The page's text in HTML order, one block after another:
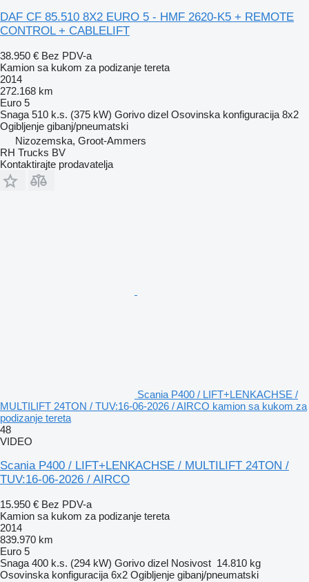
DAF CF 85.510 8X2 EURO 5 - HMF 2620-K5 + REMOTE
CONTROL + CABLELIFT
38.950 € Bez PDV-a
Kamion sa kukom za podizanje tereta
2014
272.168 km
Euro 5
Snaga 510 k.s. (375 kW) Gorivo dizel Osovinska konfiguracija 8x2
Ogibljenje gibanj/pneumatski
Nizozemska, Groot-Ammers
RH Trucks BV
Kontaktirajte prodavatelja
Scania P400 / LIFT+LENKACHSE /
MULTILIFT 24TON / TUV:16-06-2026 / AIRCO kamion sa kukom za
podizanje tereta
48
VIDEO
Scania P400 / LIFT+LENKACHSE / MULTILIFT 24TON /
TUV:16-06-2026 / AIRCO
15.950 € Bez PDV-a
Kamion sa kukom za podizanje tereta
2014
839.970 km
Euro 5
Snaga 400 k.s. (294 kW) Gorivo dizel Nosivost 14.810 kg
Osovinska konfiguracija 6x2 Ogibljenje gibanj/pneumatski